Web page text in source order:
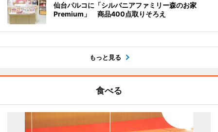
仙台パルコに「シルバニアファミリー森のお家
Premium」 商品400点取りそろえ
もっと見る
食べる